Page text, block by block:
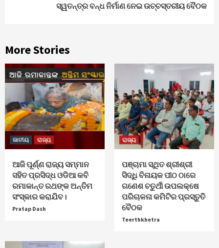
ସ୍ୱତନ୍ତ୍ର ବନ୍ଧ ନିର୍ମାଣ ନେଇ ଉଚ୍ଚସ୍ତରୀୟ ବୈଠକ
More Stories
ଜାତୀୟ ରାଜ୍ୟ
ଆଜି ପୂର୍ଣ୍ଣ ରାଜ୍ୟ ସମ୍ମାନ
ସହିତ ପ୍ରସିଦ୍ଧ ଓଡିଆ କବି
ରମାକାନ୍ତ ରଥଙ୍କ ଅନ୍ତିମ
ସଂସ୍କାର କରାଯିବ।
Pratap Dash
ରାଜ୍ୟ
ପଞ୍ଚାମା ସ୍ଥିତ ଶ୍ରୀଶ୍ରୀ
ସିଦ୍ଧି ବିନାୟକ ପୀଠ ଠାରେ
ଗଣେଶ ଚତୁର୍ଥୀ ଉପଲକ୍ଷେ
ପରିଚାଳନା କମିଟିର ପ୍ରସ୍ତୁତି
ବୈଠକ
Teerthkhetra